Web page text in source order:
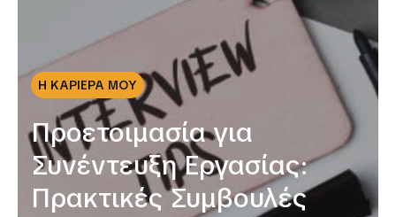
Η ΚΑΡΙΕΡΑ ΜΟΥ
Προετοιμασία για
Συνέντευξη Εργασίας:
Πρακτικές Συμβουλές